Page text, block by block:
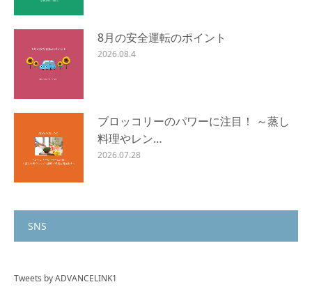
8月の安全運転のポイント
2026.08.4
ブロッコリーのパワーに注目！ ～蒸し
料理やレン…
2026.07.28
SNS
Tweets by ADVANCELINK1